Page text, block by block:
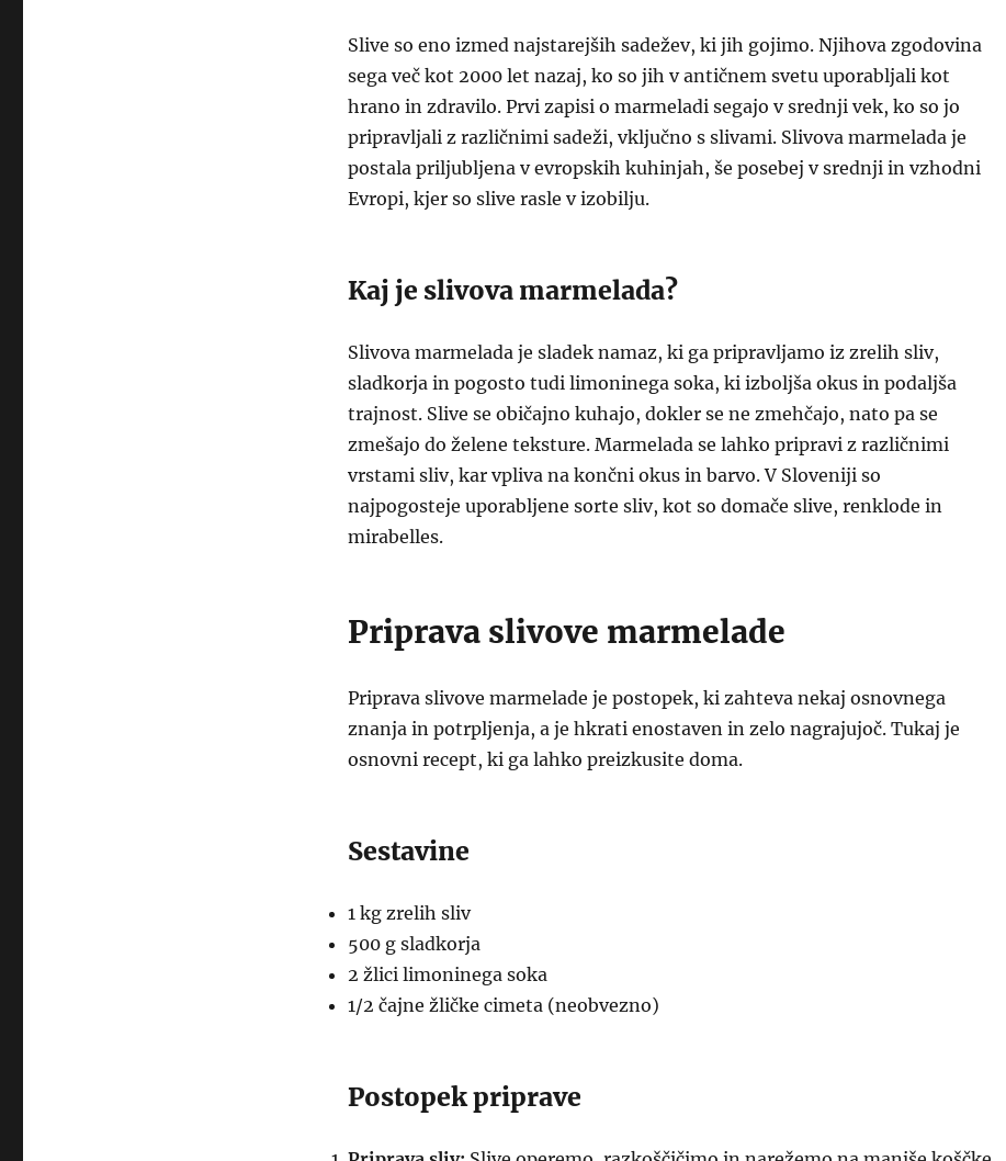
Slive so eno izmed najstarejših sadežev, ki jih gojimo. Njihova zgodovina
sega več kot 2000 let nazaj, ko so jih v antičnem svetu uporabljali kot
hrano in zdravilo. Prvi zapisi o marmeladi segajo v srednji vek, ko so jo
pripravljali z različnimi sadeži, vključno s slivami. Slivova marmelada je
postala priljubljena v evropskih kuhinjah, še posebej v srednji in vzhodni
Evropi, kjer so slive rasle v izobilju.
Kaj je slivova marmelada?
Slivova marmelada je sladek namaz, ki ga pripravljamo iz zrelih sliv,
sladkorja in pogosto tudi limoninega soka, ki izboljša okus in podaljša
trajnost. Slive se običajno kuhajo, dokler se ne zmehčajo, nato pa se
zmešajo do želene teksture. Marmelada se lahko pripravi z različnimi
vrstami sliv, kar vpliva na končni okus in barvo. V Sloveniji so
najpogosteje uporabljene sorte sliv, kot so domače slive, renklode in
mirabelles.
Priprava slivove marmelade
Priprava slivove marmelade je postopek, ki zahteva nekaj osnovnega
znanja in potrpljenja, a je hkrati enostaven in zelo nagrajujoč. Tukaj je
osnovni recept, ki ga lahko preizkusite doma.
Sestavine
1 kg zrelih sliv
500 g sladkorja
2 žlici limoninega soka
1/2 čajne žličke cimeta (neobvezno)
Postopek priprave